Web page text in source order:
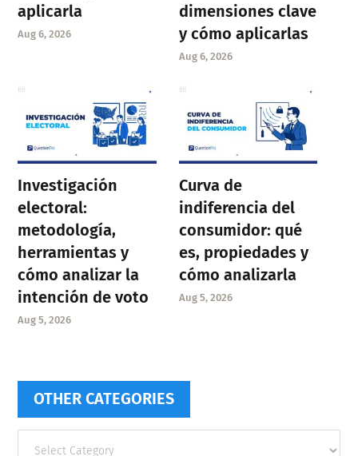
aplicarla
Aug 6, 2026
dimensiones clave
y cómo aplicarlas
Aug 6, 2026
Investigación
electoral:
metodología,
herramientas y
cómo analizar la
intención de voto
Aug 5, 2026
Curva de
indiferencia del
consumidor: qué
es, propiedades y
cómo analizarla
Aug 5, 2026
OTHER CATEGORIES